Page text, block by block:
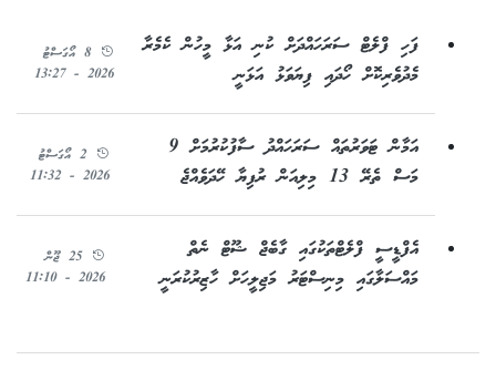
ފަހި ފްލެޓް ސަރަހައްދަށް ކުނި އަޅާ މީހުން ކެމެރާ
މެދުވެރިކޮށް ހޯދައި ފިޔަވަޅު އަޅަނީ
8 އޯގަސްޓު
2026 - 13:27
އަމާން ޓަވަރުތައް ސަރަހައްދު ސާފުކުރުމަށް 9
މަސް ތެރޭ 13 މިލިއަން ރުފިޔާ ހޭދަވެއްޖެ
2 އޯގަސްޓު
2026 - 11:32
އެފްޑީސީ ފްލެޓްތަކުގައި ގާބެޖް ޝޫޓް ނެތް
މައްސަލާގައި މިނިސްޓަރު މަޖިލީހަށް ހާޒިރުކުރަނީ
25 ޖޫން
2026 - 11:10